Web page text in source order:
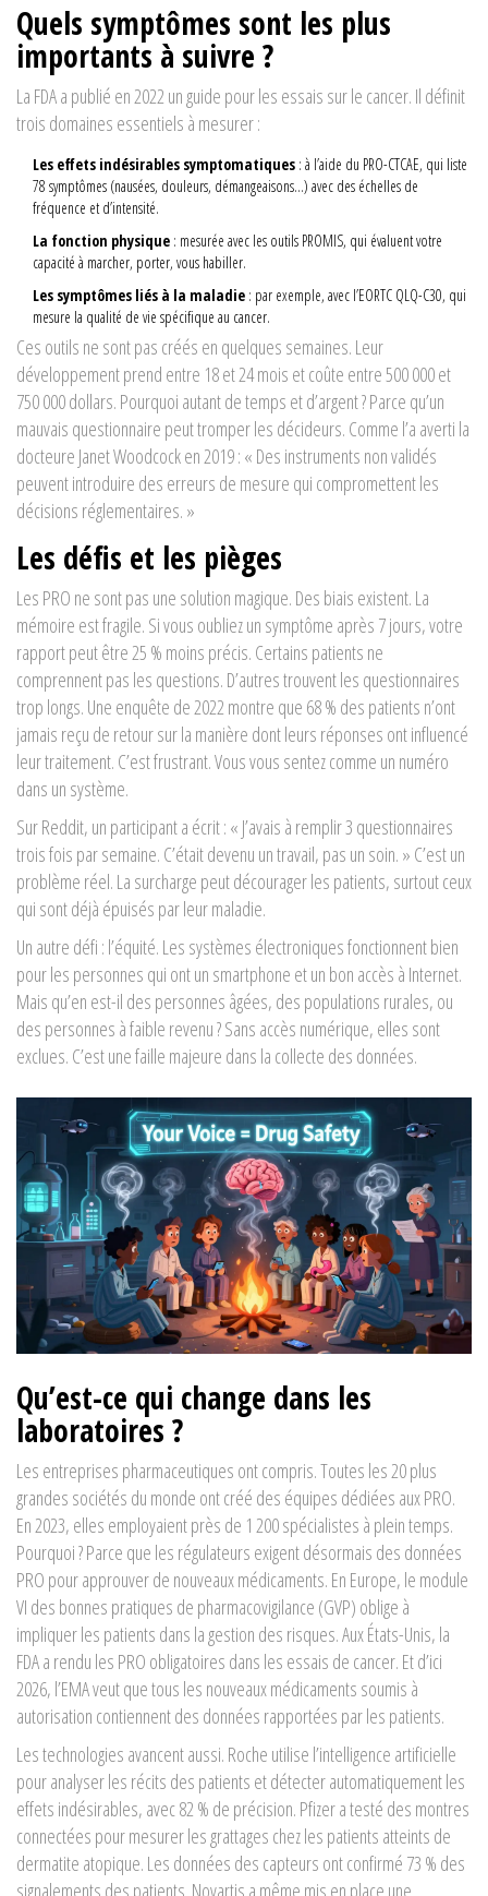
Quels symptômes sont les plus
importants à suivre ?
La FDA a publié en 2022 un guide pour les essais sur le cancer. Il définit
trois domaines essentiels à mesurer :
Les effets indésirables symptomatiques : à l’aide du PRO-CTCAE, qui liste
78 symptômes (nausées, douleurs, démangeaisons…) avec des échelles de
fréquence et d’intensité.
La fonction physique : mesurée avec les outils PROMIS, qui évaluent votre
capacité à marcher, porter, vous habiller.
Les symptômes liés à la maladie : par exemple, avec l’EORTC QLQ-C30, qui
mesure la qualité de vie spécifique au cancer.
Ces outils ne sont pas créés en quelques semaines. Leur
développement prend entre 18 et 24 mois et coûte entre 500 000 et
750 000 dollars. Pourquoi autant de temps et d’argent ? Parce qu’un
mauvais questionnaire peut tromper les décideurs. Comme l’a averti la
docteure Janet Woodcock en 2019 : « Des instruments non validés
peuvent introduire des erreurs de mesure qui compromettent les
décisions réglementaires. »
Les défis et les pièges
Les PRO ne sont pas une solution magique. Des biais existent. La
mémoire est fragile. Si vous oubliez un symptôme après 7 jours, votre
rapport peut être 25 % moins précis. Certains patients ne
comprennent pas les questions. D’autres trouvent les questionnaires
trop longs. Une enquête de 2022 montre que 68 % des patients n’ont
jamais reçu de retour sur la manière dont leurs réponses ont influencé
leur traitement. C’est frustrant. Vous vous sentez comme un numéro
dans un système.
Sur Reddit, un participant a écrit : « J’avais à remplir 3 questionnaires
trois fois par semaine. C’était devenu un travail, pas un soin. » C’est un
problème réel. La surcharge peut décourager les patients, surtout ceux
qui sont déjà épuisés par leur maladie.
Un autre défi : l’équité. Les systèmes électroniques fonctionnent bien
pour les personnes qui ont un smartphone et un bon accès à Internet.
Mais qu’en est-il des personnes âgées, des populations rurales, ou
des personnes à faible revenu ? Sans accès numérique, elles sont
exclues. C’est une faille majeure dans la collecte des données.
Qu’est-ce qui change dans les
laboratoires ?
Les entreprises pharmaceutiques ont compris. Toutes les 20 plus
grandes sociétés du monde ont créé des équipes dédiées aux PRO.
En 2023, elles employaient près de 1 200 spécialistes à plein temps.
Pourquoi ? Parce que les régulateurs exigent désormais des données
PRO pour approuver de nouveaux médicaments. En Europe, le module
VI des bonnes pratiques de pharmacovigilance (GVP) oblige à
impliquer les patients dans la gestion des risques. Aux États-Unis, la
FDA a rendu les PRO obligatoires dans les essais de cancer. Et d’ici
2026, l’EMA veut que tous les nouveaux médicaments soumis à
autorisation contiennent des données rapportées par les patients.
Les technologies avancent aussi. Roche utilise l’intelligence artificielle
pour analyser les récits des patients et détecter automatiquement les
effets indésirables, avec 82 % de précision. Pfizer a testé des montres
connectées pour mesurer les grattages chez les patients atteints de
dermatite atopique. Les données des capteurs ont confirmé 73 % des
signalements des patients. Novartis a même mis en place une